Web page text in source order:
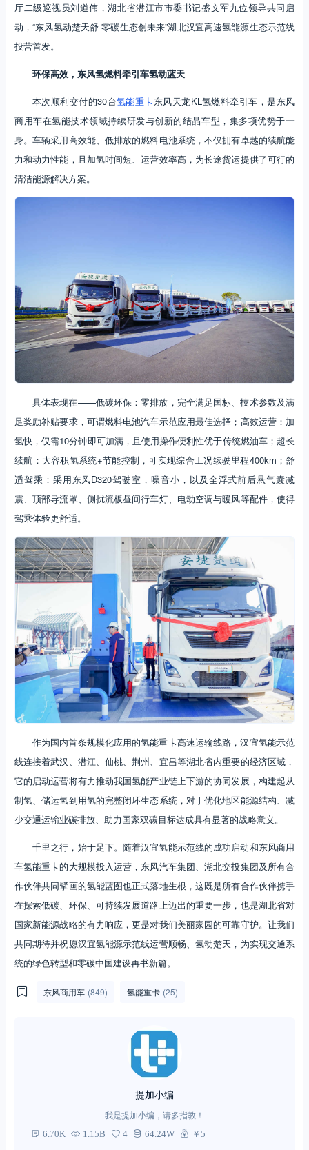
厅二级巡视员刘道伟，湖北省潜江市市委书记盛文军九位领导共同启
动，“东风氢动楚天舒 零碳生态创未来”湖北汉宜高速氢能源生态示范线
投营首发。
环保高效，东风氢燃料牵引车氢动蓝天
本次顺利交付的30台氢能重卡东风天龙KL氢燃料牵引车，是东风
商用车在氢能技术领域持续研发与创新的结晶车型，集多项优势于一
身。车辆采用高效能、低排放的燃料电池系统，不仅拥有卓越的续航能
力和动力性能，且加氢时间短、运营效率高，为长途货运提供了可行的
清洁能源解决方案。
具体表现在——低碳环保：零排放，完全满足国标、技术参数及满
足奖励补贴要求，可谓燃料电池汽车示范应用最佳选择；高效运营：加
氢快，仅需10分钟即可加满，且使用操作便利性优于传统燃油车；超长
续航：大容积氢系统+节能控制，可实现综合工况续驶里程400km；舒
适驾乘：采用东风D320驾驶室，噪音小，以及全浮式前后悬气囊减
震、顶部导流罩、侧扰流板昼间行车灯、电动空调与暖风等配件，使得
驾乘体验更舒适。
作为国内首条规模化应用的氢能重卡高速运输线路，汉宜氢能示范
线连接着武汉、潜江、仙桃、荆州、宜昌等湖北省内重要的经济区域，
它的启动运营将有力推动我国氢能产业链上下游的协同发展，构建起从
制氢、储运氢到用氢的完整闭环生态系统，对于优化地区能源结构、减
少交通运输业碳排放、助力国家双碳目标达成具有显著的战略意义。
千里之行，始于足下。随着汉宜氢能示范线的成功启动和东风商用
车氢能重卡的大规模投入运营，东风汽车集团、湖北交投集团及所有合
作伙伴共同擘画的氢能蓝图也正式落地生根，这既是所有合作伙伴携手
在探索低碳、环保、可持续发展道路上迈出的重要一步，也是湖北省对
国家新能源战略的有力响应，更是对我们美丽家园的可靠守护。让我们
共同期待并祝愿汉宜氢能源示范线运营顺畅、氢动楚天，为实现交通系
统的绿色转型和零碳中国建设再书新篇。
东风商用车 (849) 氢能重卡 (25)
提加小编
我是提加小编，请多指教！
6.70K 1.15B 4 64.24W ￥5